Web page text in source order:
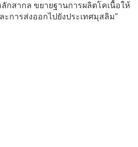
สากล ขยายฐานการผลิตโคเนื้อให้
การส่งออกไปยังประเทศมุสลิม”